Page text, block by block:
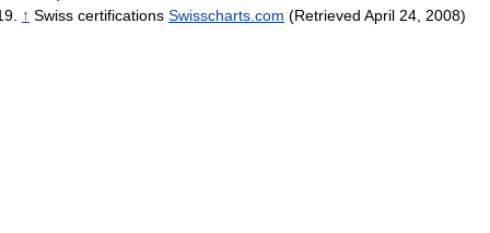
↑ Swiss certifications Swisscharts.com (Retrieved April 24, 2008)